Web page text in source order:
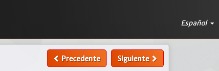
Español
Precedente Siguiente